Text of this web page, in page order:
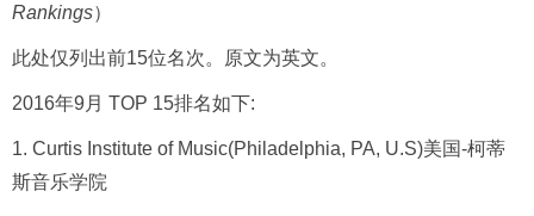
Rankings）
此处仅列出前15位名次。原文为英文。
2016年9月 TOP 15排名如下:
1. Curtis Institute of Music(Philadelphia, PA, U.S)美国-柯蒂
斯音乐学院